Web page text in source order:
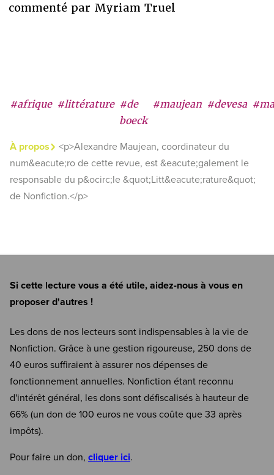
#afrique #littérature #de
boeck
#maujean #devesa
À propos
<p>Alexandre Maujean, coordinateur du
num&eacute;ro de cette revue, est &eacute;galement le
responsable du p&ocirc;le &quot;Litt&eacute;rature&quot;
de Nonfiction.</p>
commenté par Myriam Truel
Si cette lecture vous a été utile, aidez-nous à vous en
proposer d'autres !
Les dons de nos lecteurs sont indispensables à la vie de
Nonfiction. Grâce à une gestion rigoureuse, 250 dons de
40 euros suffiraient à assurer nos dépenses de
fonctionnement annuelles. Nonfiction étant reconnu
d'intérêt général, les dons sont défiscalisés à hauteur de
66% (un don de 100 euros ne vous coûte que 33 après
impôts).
Pour faire un don, cliquer ici.